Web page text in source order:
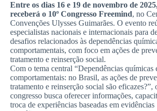
Entre os dias 16 e 19 de novembro de
receberá o 10º Congresso Freemind, no
Convenções Ulysses Guimarães. O evento
especialistas nacionais e internacionais para
desafios relacionados às dependências
comportamentais, com foco em ações de
tratamento e reinserção social.
Com o tema central “Dependências químicas
comportamentais: no Brasil, as ações de
tratamento e reinserção social são eficazes?”,
congresso busca oferecer informações,
troca de experiências baseadas em evidências